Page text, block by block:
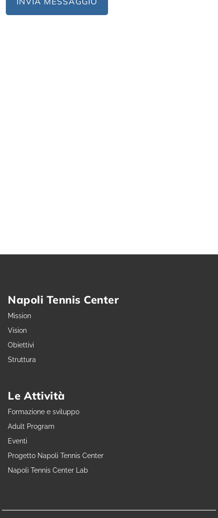
Napoli Tennis Center
Mission
Vision
Obiettivi
Struttura
Le Attività
Formazione e sviluppo
Adult Program
Eventi
Progetto Napoli Tennis Center
Napoli Tennis Center Lab